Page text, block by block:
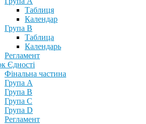
Таблиця
Календар
Група В
Таблица
Календарь
Регламент
Єдності
Фінальна частина
Група А
Група В
Група С
Група D
Регламент